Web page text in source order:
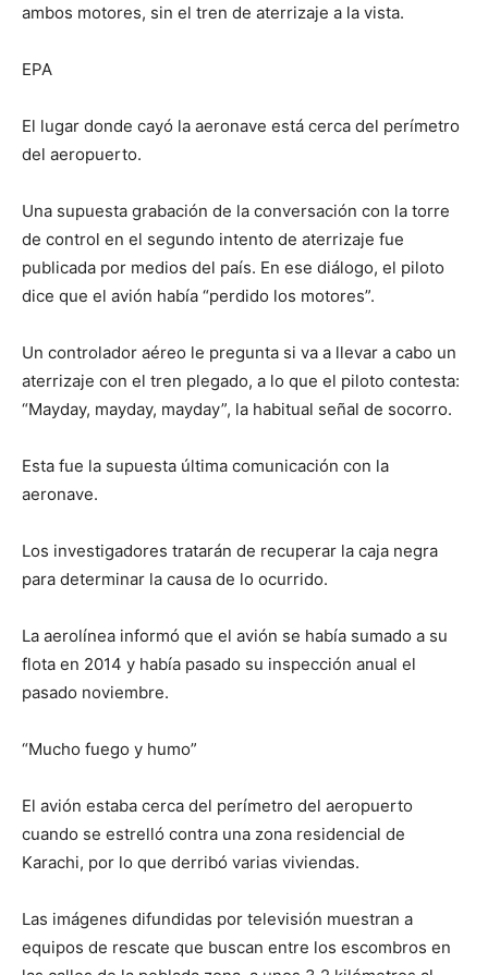
ambos motores, sin el tren de aterrizaje a la vista.
EPA
El lugar donde cayó la aeronave está cerca del perímetro
del aeropuerto.
Una supuesta grabación de la conversación con la torre
de control en el segundo intento de aterrizaje fue
publicada por medios del país. En ese diálogo, el piloto
dice que el avión había “perdido los motores”.
Un controlador aéreo le pregunta si va a llevar a cabo un
aterrizaje con el tren plegado, a lo que el piloto contesta:
“Mayday, mayday, mayday”, la habitual señal de socorro.
Esta fue la supuesta última comunicación con la
aeronave.
Los investigadores tratarán de recuperar la caja negra
para determinar la causa de lo ocurrido.
La aerolínea informó que el avión se había sumado a su
flota en 2014 y había pasado su inspección anual el
pasado noviembre.
“Mucho fuego y humo”
El avión estaba cerca del perímetro del aeropuerto
cuando se estrelló contra una zona residencial de
Karachi, por lo que derribó varias viviendas.
Las imágenes difundidas por televisión muestran a
equipos de rescate que buscan entre los escombros en